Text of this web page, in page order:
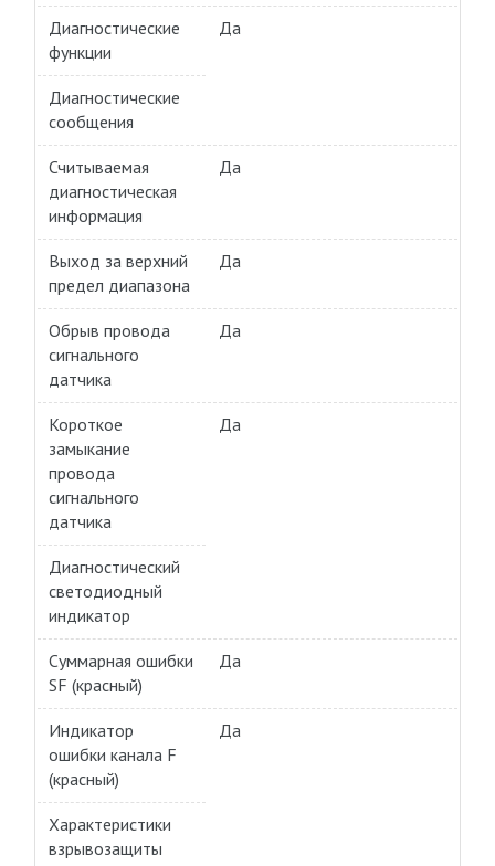
Диагностические
функции
Да
Диагностические
сообщения
Считываемая
диагностическая
информация
Да
Выход за верхний
предел диапазона
Да
Обрыв провода
сигнального
датчика
Да
Короткое
замыкание
провода
сигнального
датчика
Да
Диагностический
светодиодный
индикатор
Суммарная ошибки
SF (красный)
Да
Индикатор
ошибки канала F
(красный)
Да
Характеристики
взрывозащиты